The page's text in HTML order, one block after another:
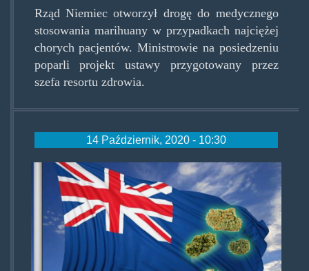
Rząd Niemiec otworzył drogę do medycznego
stosowania marihuany w przypadkach najciężej
chorych pacjentów. Ministrowie na posiedzeniu
poparli projekt ustawy przygotowany przez
szefa resortu zdrowia.
14 Październik, 2020 - 10:30
newzelandvote.jpg